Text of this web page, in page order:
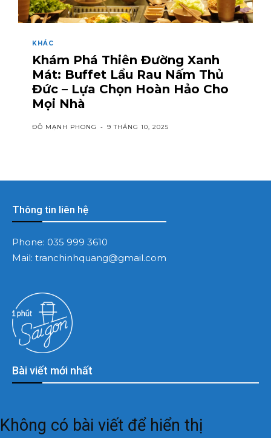
KHÁC
Khám Phá Thiên Đường Xanh
Mát: Buffet Lẩu Rau Nấm Thủ
Đức – Lựa Chọn Hoàn Hảo Cho
Mọi Nhà
ĐỖ MẠNH PHONG - 9 THÁNG 10, 2025
Bài viết mới nhất
Không có bài viết để hiển thị
Thông tin liên hệ
Phone: 035 999 3610
Mail: tranchinhquang@gmail.com